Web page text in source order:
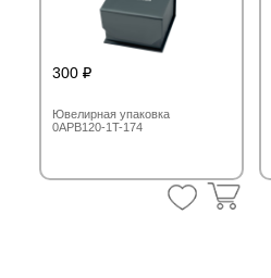
300
Ювелирная упаковка
0APB120-1T-174